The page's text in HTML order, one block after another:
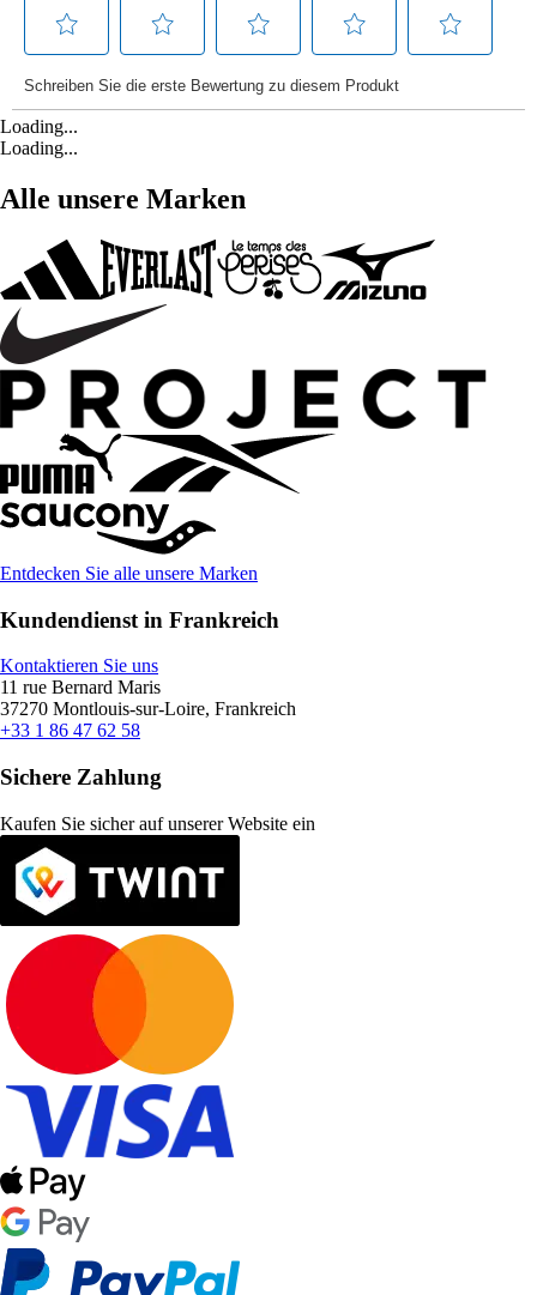
Loading...
Loading...
Alle unsere Marken
Entdecken Sie alle unsere Marken
Kundendienst in Frankreich
Kontaktieren Sie uns
11 rue Bernard Maris
37270 Montlouis-sur-Loire, Frankreich
+33 1 86 47 62 58
Sichere Zahlung
Kaufen Sie sicher auf unserer Website ein